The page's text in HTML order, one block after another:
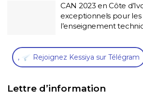
CAN 2023 en Côte
exceptionnels pour les
l’enseignement
, Rejoignez Kessiya sur Télégram
Lettre d’information